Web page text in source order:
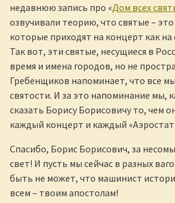
недавнюю запись про «Дом всех
озвучивали теорию, что святые –
которые приходят на концерт как
Так вот, эти святые, несущиеся в
время и имена городов, но не
Гребенщиков напоминает, что все
святости. И за это напоминание мы,
сказать Борису Борисовичу то, чем
каждый концерт и каждый
Спасибо, Борис Борисович, за
свет! И пусть мы сейчас в разных
быть не может, что машинист
всем – твоим апостолам!